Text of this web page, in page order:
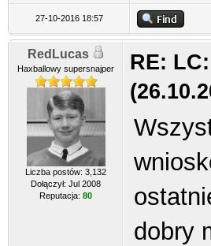
27-10-2016 18:57
RedLucas
Haxballowy supersnajper
Liczba postów: 3,132
Dołączył: Jul 2008
Reputacja: 80
RE:
dobry